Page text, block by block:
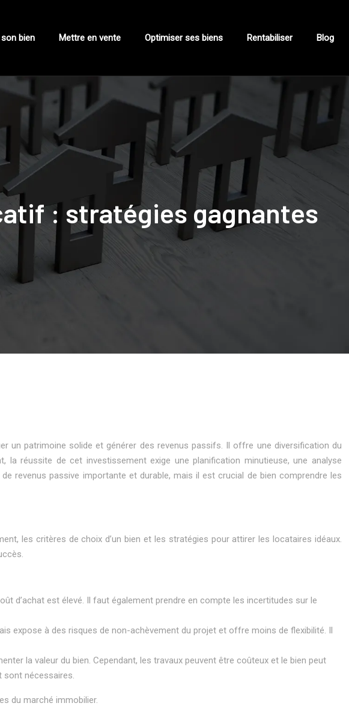
bien Mettre en vente Optimiser ses biens Rentabiliser Blog
: stratégies gagnantes
un patrimoine solide et générer des revenus passifs. Il offre une diversification du
réussite de cet investissement exige une planification minutieuse, une analyse
revenus passive importante et durable, mais il est crucial de bien comprendre les
les critères de choix d’un bien et les stratégies pour attirer les locataires idéaux.
d’achat est élevé. Il faut également prendre en compte les incertitudes sur le
expose à des risques de non-achèvement du projet et offre moins de flexibilité. Il
la valeur du bien. Cependant, les travaux peuvent être coûteux et le bien peut
sont nécessaires.
du marché immobilier.